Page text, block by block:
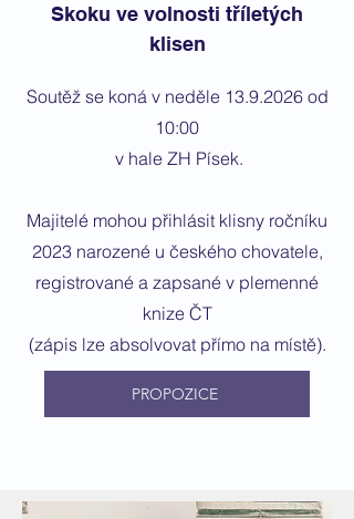
Skoku ve volnosti tříletých
klisen
Soutěž se koná v neděle 13.9.2026od
10:00
v hale ZH Písek.
Majitelé mohou přihlásit klisny ročníku
2023 narozené u českého chovatele,
registrované a zapsané v plemenné
knize ČT
(zápis lze absolvovat přímo na místě).​
PROPOZICE